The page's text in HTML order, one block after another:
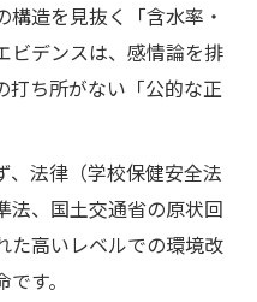
造を見抜く「含水率・
ビデンスは、感情論を排
打ち所がない「公的な正
、法律（学校保健安全法
法、国土交通省の原状回
た高いレベルでの環境改
す。